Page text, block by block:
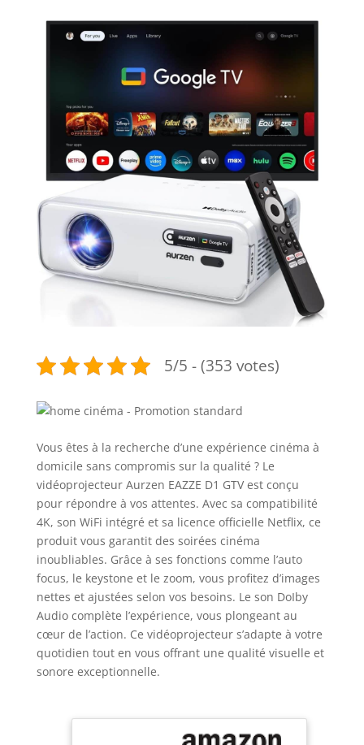
5/5 - (353 votes)
Vous êtes à la recherche d’une expérience cinéma à
domicile sans compromis sur la qualité ? Le
vidéoprojecteur Aurzen EAZZE D1 GTV est conçu
pour répondre à vos attentes. Avec sa compatibilité
4K, son WiFi intégré et sa licence officielle Netflix, ce
produit vous garantit des soirées cinéma
inoubliables. Grâce à ses fonctions comme l’auto
focus, le keystone et le zoom, vous profitez d’images
nettes et ajustées selon vos besoins. Le son DoIby
Audio complète l’expérience, vous plongeant au
cœur de l’action. Ce vidéoprojecteur s’adapte à votre
quotidien tout en vous offrant une qualité visuelle et
sonore exceptionnelle.